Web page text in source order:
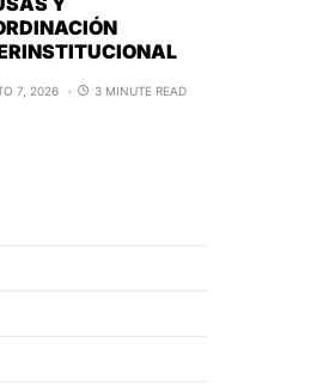
7, 2026 3 MINUTE READ